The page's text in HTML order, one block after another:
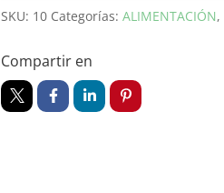
SKU: 10 Categorías: ALIMENTACIÓN,
Compartir en